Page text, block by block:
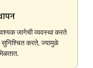
जागेची व्यवस्था करते
करते, ज्यामुळे